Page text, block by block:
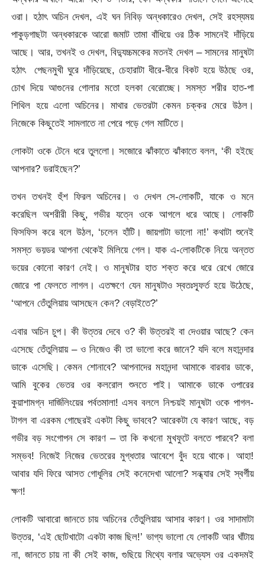
ওরা। হঠাৎ অচিন দেখল, এই ঘন নিবিড় অন্ধকারেও দেখল, সেই রহস্যময়
পাকুড়গাছটা অন্ধকারকে আরো জমাট তামা বাঁধিয়ে ওর ঠিক সামনেই দাঁড়িয়ে
আছে। আর, তখনই ও দেখল, বিদ্যুচ্চমকের মতনই দেখল – সামনের মানুষটা
হঠাৎ পেছনমুখী ঘুরে দাঁড়িয়েছে, চেহারাটা ধীরে-ধীরে বিকট হয়ে উঠছে ওর,
চোখ দিয়ে আগুনের গোলার মতো হলকা বেরোচ্ছে। সমস্ত শরীর হাত-পা
শিথিল হয়ে এলো অচিনের। মাথার ভেতরটা কেমন চক্কর মেরে উঠল।
নিজেকে কিছুতেই সামলাতে না পেরে পড়ে গেল মাটিতে।
লোকটা ওকে টেনে ধরে তুললো। সজোরে ঝাঁকাতে ঝাঁকাতে বলল, ‘কী হইছে
আপনার? ডরাইছেন?’
তখন তখনই হুঁশ ফিরল অচিনের। ও দেখল সে-লোকটি, যাকে ও মনে
করেছিল অশরীরী কিছু, গভীর যত্নে ওকে আগলে ধরে আছে। লোকটি
ফিসফিস করে বলে উঠল, ‘চলেন হাঁটি। জায়গাটা ভালো না!’ কথাটা শুনেই
সমস্ত ভয়ডর আপনা থেকেই মিলিয়ে গেল। যাক এ-লোকটিকে নিয়ে অন্তত
ভয়ের কোনো কারণ নেই। ও মানুষটার হাত শক্ত করে ধরে রেখে জোরে
জোরে পা ফেলতে লাগল। এতক্ষণে যেন মানুষটাও স্বতঃস্ফূর্ত হয়ে উঠেছে,
‘আপনে তেঁতুলিয়ায় আসছেন কেন? বেড়াইতে?’
এবার অচিন চুপ। কী উত্তর দেবে ও? কী উত্তরই বা দেওয়ার আছে? কেন
এসেছে তেঁতুলিয়ায় – ও নিজেও কী তা ভালো করে জানে? যদি বলে মহানন্দার
ডাকে এসেছি। কেমন শোনাবে? আপনাদের মহানন্দা আমাকে বারবার ডাকে,
আমি বুকের ভেতর ওর কলরোল শুনতে পাই। আমাকে ডাকে ওপারের
কুয়াশামগ্ন দার্জিলিংয়ের পর্বতমালা! এসব বললে নিশ্চয়ই মানুষটা ওকে পাগল-
টাগল বা এরকম গোছেরই একটা কিছু ভাববে? আরেকটা যে কারণ আছে, বড়
গভীর বড় সংগোপন সে কারণ – তা কি কখনো মুখফুটে বলতে পারবে? বলা
সম্ভব! নিজেই নিজের ভেতরের মুগ্ধতার আবেশে বুঁদ হয়ে থাকে। আহা!
আবার যদি ফিরে আসত গোধূলির সেই কনেদেখা আলো? সন্ধ্যার সেই স্বর্গীয়
ক্ষণ!
লোকটি আবারো জানতে চায় অচিনের তেঁতুলিয়ায় আসার কারণ। ওর সাদামাটা
উত্তর, ‘এই ছোটখাটো একটা কাজ ছিল!’ ভাগ্য ভালো যে লোকটি আর ঘাঁটায়
না, জানতে চায় না কী সেই কাজ, গুছিয়ে মিথ্যে বলার অভ্যেস ওর একদমই